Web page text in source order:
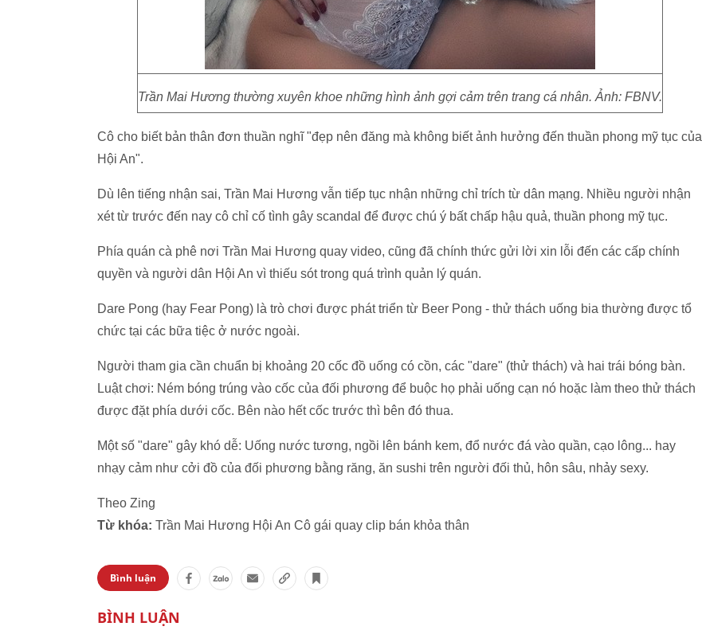
Trần Mai Hương thường xuyên khoe những hình ảnh gợi cảm trên trang cá nhân. Ảnh: FBNV.
Cô cho biết bản thân đơn thuần nghĩ "đẹp nên đăng mà không biết ảnh hưởng đến thuần phong mỹ tục của
Hội An".
Dù lên tiếng nhận sai, Trần Mai Hương vẫn tiếp tục nhận những chỉ trích từ dân mạng. Nhiều người nhận
xét từ trước đến nay cô chỉ cố tình gây scandal để được chú ý bất chấp hậu quả, thuần phong mỹ tục.
Phía quán cà phê nơi Trần Mai Hương quay video, cũng đã chính thức gửi lời xin lỗi đến các cấp chính
quyền và người dân Hội An vì thiếu sót trong quá trình quản lý quán.
Dare Pong (hay Fear Pong) là trò chơi được phát triển từ Beer Pong - thử thách uống bia thường được tổ
chức tại các bữa tiệc ở nước ngoài.
Người tham gia cần chuẩn bị khoảng 20 cốc đồ uống có cồn, các "dare" (thử thách) và hai trái bóng bàn.
Luật chơi: Ném bóng trúng vào cốc của đối phương để buộc họ phải uống cạn nó hoặc làm theo thử thách
được đặt phía dưới cốc. Bên nào hết cốc trước thì bên đó thua.
Một số "dare" gây khó dễ: Uống nước tương, ngồi lên bánh kem, đổ nước đá vào quần, cạo lông... hay
nhạy cảm như cởi đồ của đối phương bằng răng, ăn sushi trên người đối thủ, hôn sâu, nhảy sexy.
Theo Zing
Từ khóa: Trần Mai Hương Hội An Cô gái quay clip bán khỏa thân
Bình luận